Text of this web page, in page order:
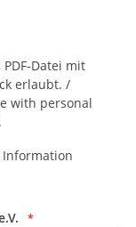
Datei mit
erlaubt. /
with personal
Information